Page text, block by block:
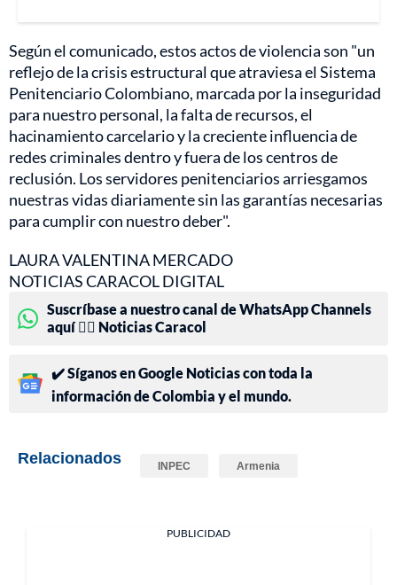
Según el comunicado, estos actos de violencia son "un
reflejo de la crisis estructural que atraviesa el Sistema
Penitenciario Colombiano, marcada por la inseguridad
para nuestro personal, la falta de recursos, el
hacinamiento carcelario y la creciente influencia de
redes criminales dentro y fuera de los centros de
reclusión. Los servidores penitenciarios arriesgamos
nuestras vidas diariamente sin las garantías necesarias
para cumplir con nuestro deber".
LAURA VALENTINA MERCADO
NOTICIAS CARACOL DIGITAL
Suscríbase a nuestro canal de WhatsApp Channels
aquí 👉🏻 Noticias Caracol
✔️ Síganos en Google Noticias con toda la
información de Colombia y el mundo.
Relacionados INPEC Armenia
PUBLICIDAD